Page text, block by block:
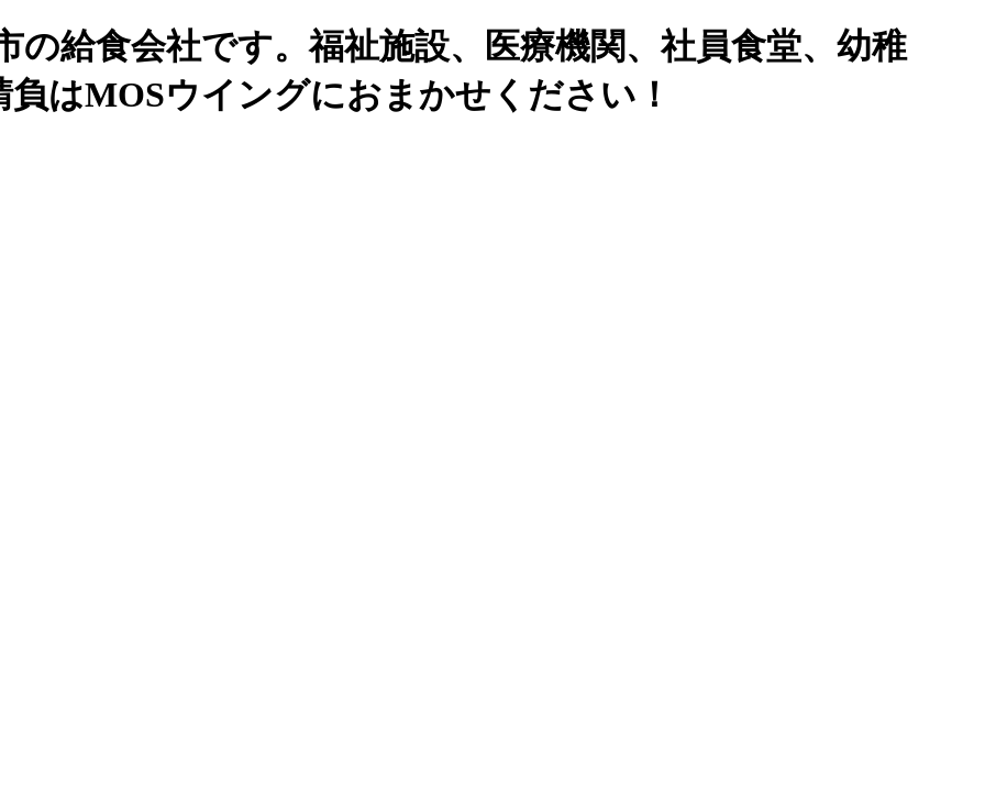
の給食会社です。福祉施設、医療機関、社員食堂、幼稚
はMOSウイングにおまかせください！